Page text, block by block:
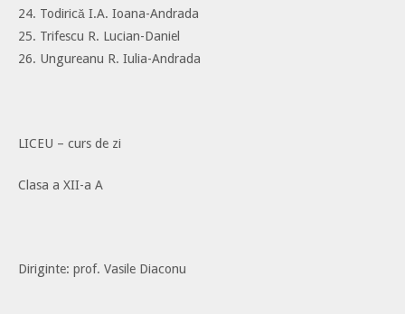
24. Todirică I.A. Ioana-Andrada
25. Trifescu R. Lucian-Daniel
26. Ungureanu R. Iulia-Andrada
LICEU – curs de zi
Clasa a XII-a A
Diriginte: prof. Vasile Diaconu